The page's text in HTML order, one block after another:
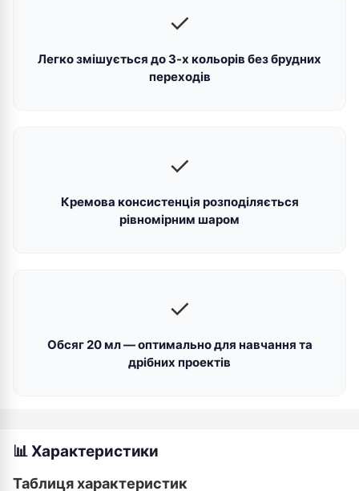
✓
Легко змішується до 3-х кольорів без брудних
переходів
✓
Кремова консистенція розподіляється
рівномірним шаром
✓
Обсяг 20 мл — оптимально для навчання та
дрібних проектів
📊 Характеристики
Таблиця характеристик